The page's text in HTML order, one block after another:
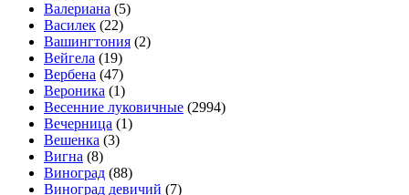
Валериана (5)
Василек (22)
Вашингтония (2)
Вейгела (19)
Вербена (47)
Вероника (1)
Весенние луковичные (2994)
Вечерница (1)
Вешенка (3)
Вигна (8)
Виноград (88)
Виноград девичий (7)